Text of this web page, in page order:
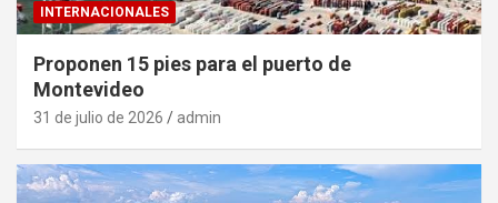
INTERNACIONALES
Proponen 15 pies para el puerto de
Montevideo
31 de julio de 2026 admin